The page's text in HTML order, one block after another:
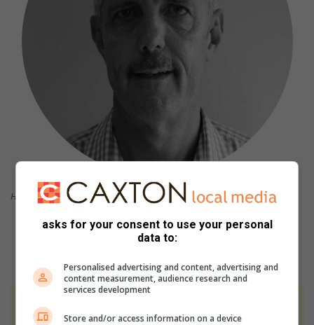
Hanno van Dyk, eienaar van Yellow Star Manufacturing.
asks for your consent to use your personal
data to:
Personalised advertising and content, advertising and
content measurement, audience research and
services development
Store and/or access information on a device